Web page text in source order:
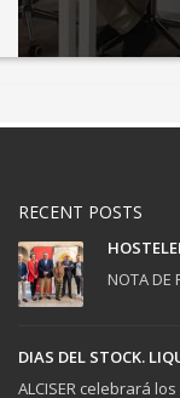
RECENT POSTS
NOTA
DIAS DEL STOCK.
ALCISER celebrará